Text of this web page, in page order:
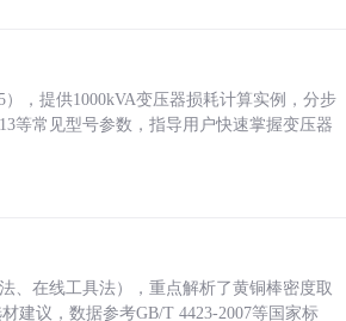
，提供1000kVA变压器损耗计算实例，分步
等常见型号参数，指导用户快速掌握变压器
、在线工具法），重点解析了黄铜棒密度取
建议，数据参考GB/T 4423-2007等国家标